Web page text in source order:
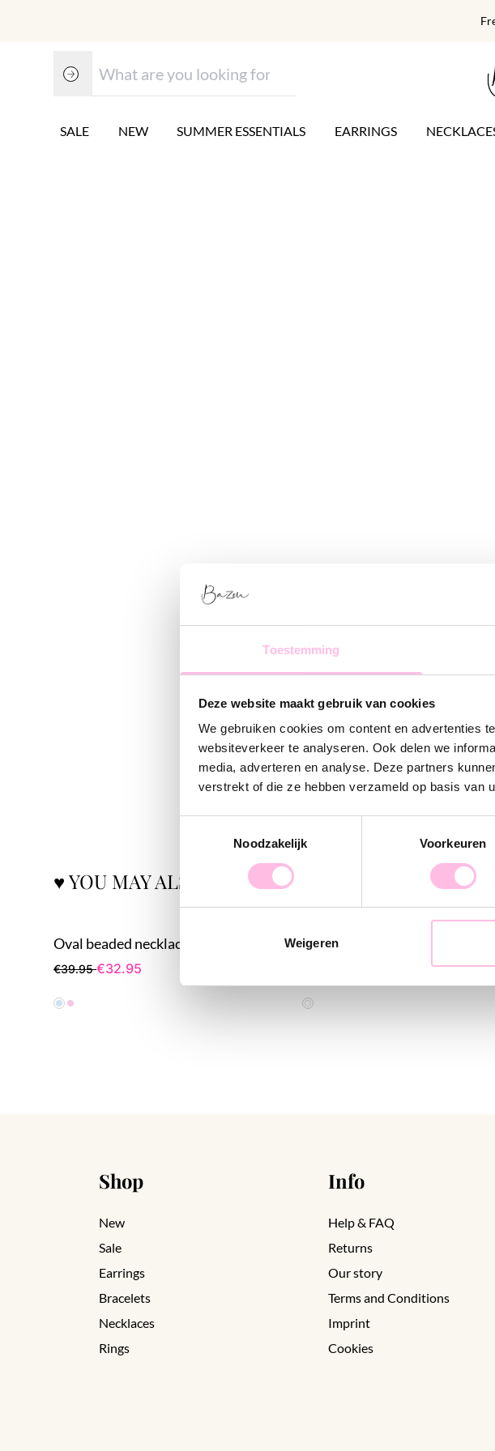
Toestemming
Deze website maakt gebruik van cookies
We gebruiken cookies om content en advertenties
websiteverkeer te analyseren. Ook delen we
media, adverteren en analyse. Deze partners
verstrekt of die ze hebben verzameld op basis van
Noodzakelijk
Voorkeuren
Weigeren
SALE NEW SUMMER ESSENTIALS EARRINGS
♥ YOU MAY ALSO LOVE...
Oval beaded necklace with "Fishie's" charms
€39.95€32.95
Shop
New
Sale
Earrings
Bracelets
Necklaces
Rings
Info
Help & FAQ
Returns
Our story
Terms and Conditions
Imprint
Cookies